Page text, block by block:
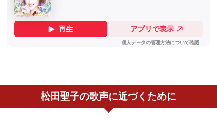
松田聖子の歌声に近づくために